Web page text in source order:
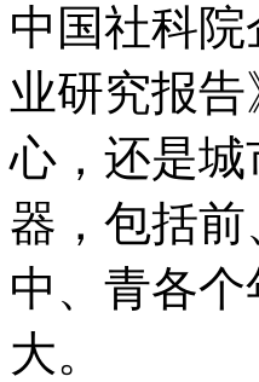
中国社科
业研究报
心，还是
器，包括
中、青各
大。